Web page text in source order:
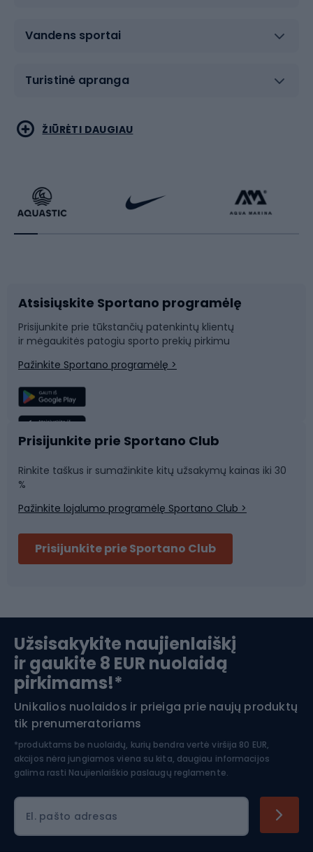
Vandens sportai
Turistinė apranga
Bėgimas
Dviratininkų apranga
Dviračių dalys
Laipiojimas
Žvejyba
Sportinė medicina
Koviniai sportai
Rakečių sportas
Rogutės ir čiuožynės
Snieglenčių sportas
Plaukimas
Komandinis sportas
Slidinėjimas
Apranga žiemos sportui
Šiaurietiškas ėjimas
ŽIŪRĖTI DAUGIAU
Atsisiųskite Sportano programėlę
Prisijunkite prie tūkstančių patenkintų klientų
ir mėgaukitės patogiu sporto prekių pirkimu
Pažinkite Sportano programėlę >
Prisijunkite prie Sportano Club
Rinkite taškus ir sumažinkite kitų užsakymų kainas iki 30
%
Pažinkite lojalumo programėlę Sportano Club >
Prisijunkite prie Sportano Club
Užsisakykite naujienlaiškį
ir gaukite 8 EUR nuolaidą
pirkimams!*
Unikalios nuolaidos ir prieiga prie naujų produktų
tik prenumeratoriams
*produktams be nuolaidų, kurių bendra vertė viršija 80 EUR,
akcijos nėra jungiamos viena su kita, daugiau informacijos
galima rasti Naujienlaiškio paslaugų reglamente.
El. pašto adresas